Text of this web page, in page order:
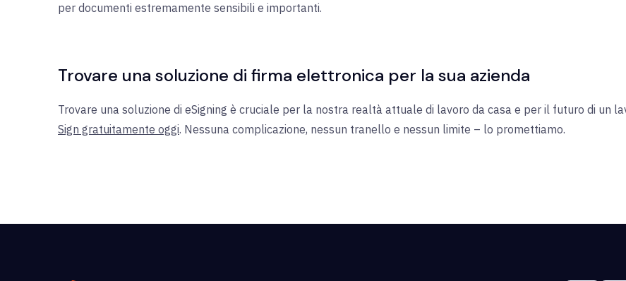
per documenti estremamente sensibili e importanti.
Trovare una soluzione di firma elettronica per la sua azienda
Trovare una soluzione di eSigning è cruciale per la nostra realtà attuale di lavoro da casa e per il futuro di un
Sign gratuitamente oggi. Nessuna complicazione, nessun tranello e nessun limite – lo promettiamo.